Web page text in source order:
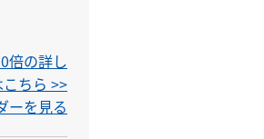
倍の詳し
ちら >>
ーを見る